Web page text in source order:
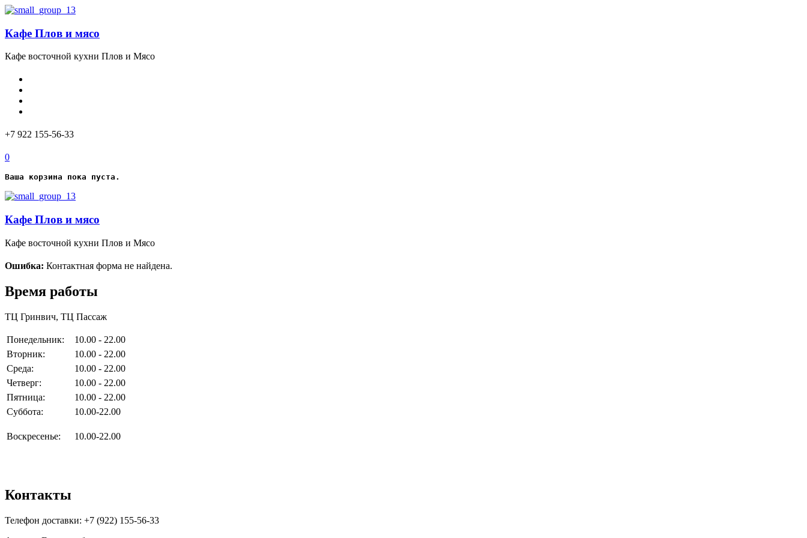
Кафе Плов и мясо
Кафе восточной кухни Плов и Мясо
+7 922 155-56-33
0
Ваша корзина пока пуста.
Кафе Плов и мясо
Кафе восточной кухни Плов и Мясо
Ошибка: Контактная форма не найдена.
Время работы
ТЦ Гринвич, ТЦ Пассаж
Понедельник:
10.00 - 22.00
Вторник:
10.00 - 22.00
Среда:
10.00 - 22.00
Четверг:
10.00 - 22.00
Пятница:
10.00 - 22.00
Суббота:
10.00-22.00
Воскресенье: 10.00-22.00
Контакты
Телефон доставки: +7 (922) 155-56-33